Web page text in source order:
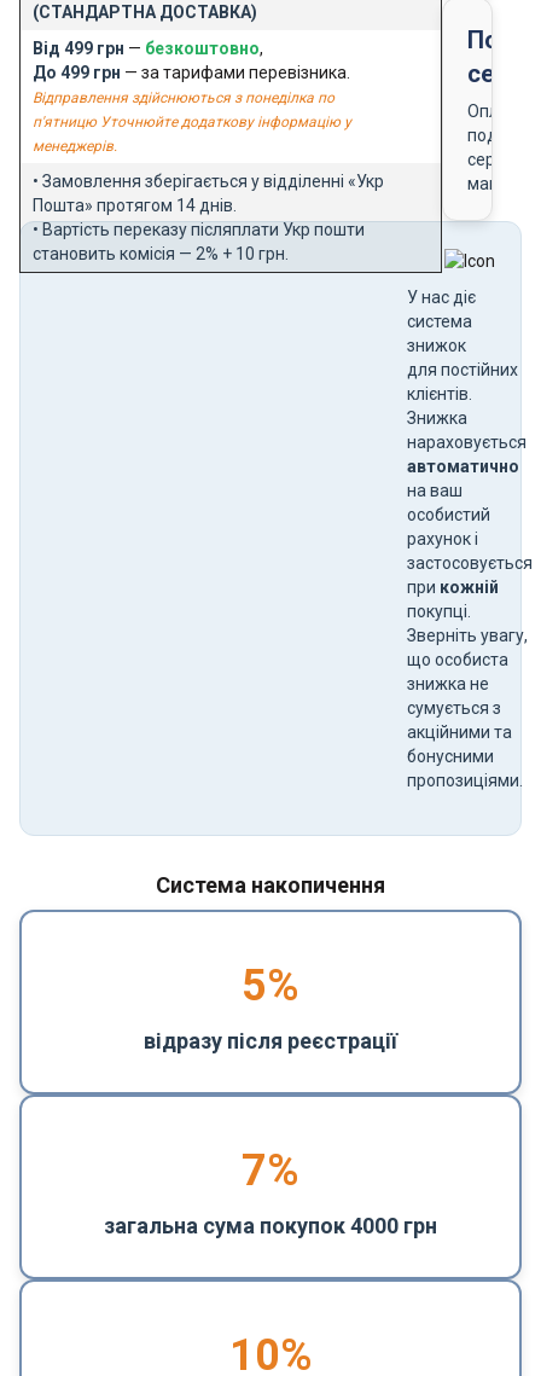
(СТАНДАРТНА ДОСТАВКА)
Від 499 грн — безкоштовно,
До 499 грн — за тарифами перевізника.
Відправлення здійснюються з понеділка по
п'ятницю Уточнюйте додаткову інформацію у
менеджерів.
• Замовлення зберігається у відділенні «Укр
Пошта» протягом 14 днів.
• Вартість переказу післяплати Укр пошти
становить комісія — 2% + 10 грн.
Оплата
магазину
У нас діє
система
знижок
для постійних
клієнтів.
Знижка
нараховується
автоматично
на ваш
особистий
рахунок і
застосовується
при кожній
покупці.
Зверніть увагу,
що особиста
знижка не
сумується з
акційними та
бонусними
пропозиціями.
Система накопичення
5%
відразу після реєстрації
7%
загальна сума покупок 4000 грн
10%